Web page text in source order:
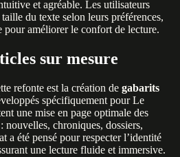
et agréable. Les utilisateurs
du texte selon leurs préférences,
pour améliorer le confort de lecture.
sur mesure
refonte est la création de gabarits
spécifiquement pour Le
une mise en page optimale des
nouvelles, chroniques, dossiers,
a été pensé pour respecter l’identité
une lecture fluide et immersive.